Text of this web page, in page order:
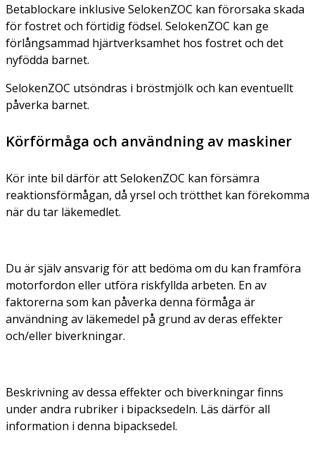
Betablockare inklusive SelokenZOC kan förorsaka skada
för fostret och förtidig födsel. SelokenZOC kan ge
förlångsammad hjärtverksamhet hos fostret och det
nyfödda barnet.
SelokenZOC utsöndras i bröstmjölk och kan eventuellt
påverka barnet.
Körförmåga och användning av maskiner
Kör inte bil därför att SelokenZOC kan försämra
reaktionsförmågan, då yrsel och trötthet kan förekomma
när du tar läkemedlet.
Du är själv ansvarig för att bedöma om du kan framföra
motorfordon eller utföra riskfyllda arbeten. En av
faktorerna som kan påverka denna förmåga är
användning av läkemedel på grund av deras effekter
och/eller biverkningar.
Beskrivning av dessa effekter och biverkningar finns
under andra rubriker i bipacksedeln. Läs därför all
information i denna bipacksedel.